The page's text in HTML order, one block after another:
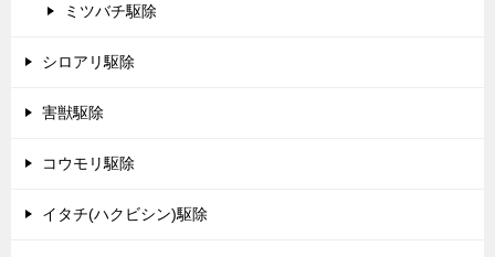
ミツバチ駆除
シロアリ駆除
害獣駆除
コウモリ駆除
イタチ(ハクビシン)駆除